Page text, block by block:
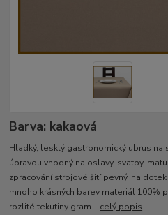
Barva: kakaová
Hladký, lesklý gastronomický ubrus
úpravou vhodný na oslavy, svatby,
zpracování strojové šití pevný, na
mnoho krásných barev materiál 100%
rozlité tekutiny gram... celý popis